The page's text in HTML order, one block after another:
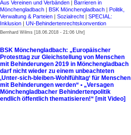
Aus Vereinen und Verbänden | Barrieren in
Mönchengladbach | BSK Mönchengladbach | Politik,
Verwaltung & Parteien | Sozialrecht | SPECIAL:
Inklusion | UN-Behinderten­rechtskonvention
Bernhard Wilms [18.06.2018 - 21:06 Uhr]
BSK Mönchengladbach: „Europäischer
Protesttag zur Gleichstellung von Menschen
mit Behinderungen 2019 in Mönchengladbach
darf nicht wieder zu einem unbeachteten
‚Unter-sich-bleiben-Wohlfühltag‘ für Menschen
mit Behinderungen werden“ • „Versagen
Mönchenglad­bacher Behindertenpolitik
endlich öffentlich thematisieren!“ [mit Video]